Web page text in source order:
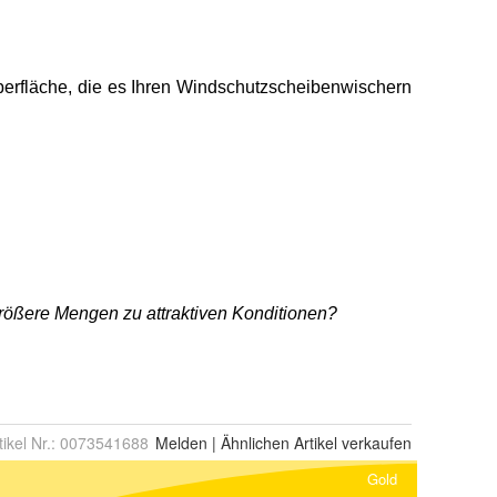
Nr.: 0073541688 Melden | Ähnlichen Artikel verkaufen
Gold